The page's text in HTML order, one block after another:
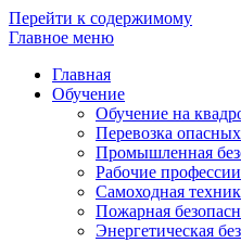
Перейти к содержимому
Главное меню
Главная
Обучение
Обучение на
Перевозка
Промышленная
Рабочие профессии
Самоходная
Пожарная
Энергетическая